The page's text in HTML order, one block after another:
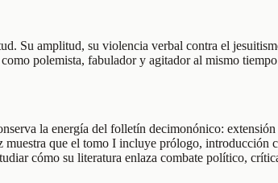
Su amplitud, su violencia verbal contra el
polemista, fabulador y agitador al mismo
la energía del folletín decimonónico:
que el tomo I incluye prólogo,
cómo su literatura enlaza combate político,